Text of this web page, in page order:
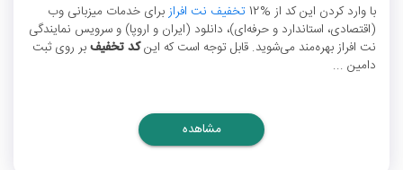
با وارد کردن این کد از %12 تخفیف نت افرازبرای خدمات میزبانی وب
(اقتصادی، استاندارد و حرفه‌ای)، دانلود (ایران و اروپا) و سرویس نمایندگی
نت افراز بهره‌مند می‌شوید. قابل توجه است که اینکد تخفیفبر روی ثبت
دامین ...
مشاهده